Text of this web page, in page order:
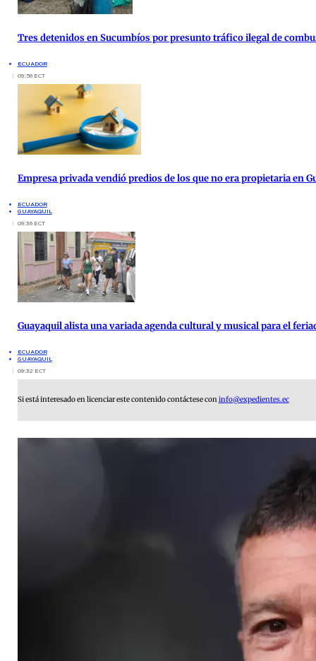
Tres detenidos en Sucumbíos por presunto tráfico ilegal de
ECUADOR
09:56 ECT
Empresa privada vendió predios de los que no era propietaria en
ECUADOR
GUAYAQUIL
09:36 ECT
Guayaquil alista una variada agenda cultural y musical para el
ECUADOR
GUAYAQUIL
09:32 ECT
Si está interesado en licenciar este contenido contáctese coninfo@expedientes.ec